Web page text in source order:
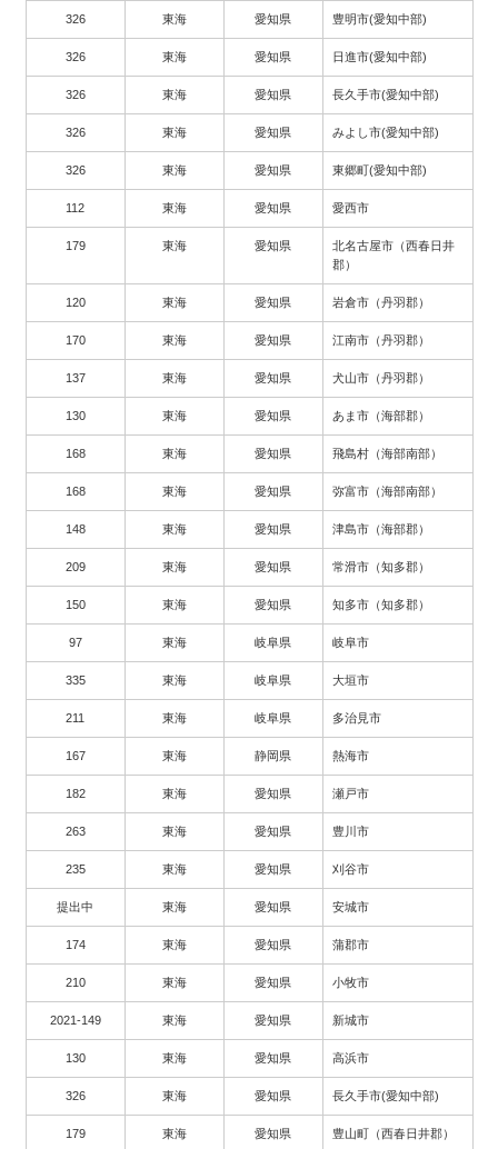
326 東海 愛知県 豊明市(愛知中部)
326 東海 愛知県 日進市(愛知中部)
326 東海 愛知県 長久手市(愛知中部)
326 東海 愛知県 みよし市(愛知中部)
326 東海 愛知県 東郷町(愛知中部)
112 東海 愛知県 愛西市
179 東海 愛知県
北名古屋市（西春日井
郡）
120 東海 愛知県 岩倉市（丹羽郡）
170 東海 愛知県 江南市（丹羽郡）
137 東海 愛知県 犬山市（丹羽郡）
130 東海 愛知県 あま市（海部郡）
168 東海 愛知県 飛島村（海部南部）
168 東海 愛知県 弥富市（海部南部）
148 東海 愛知県 津島市（海部郡）
209 東海 愛知県 常滑市（知多郡）
150 東海 愛知県 知多市（知多郡）
97 東海 岐阜県 岐阜市
335 東海 岐阜県 大垣市
211 東海 岐阜県 多治見市
167 東海 静岡県 熱海市
182 東海 愛知県 瀬戸市
263 東海 愛知県 豊川市
235 東海 愛知県 刈谷市
提出中 東海 愛知県 安城市
174 東海 愛知県 蒲郡市
210 東海 愛知県 小牧市
2021-149 東海 愛知県 新城市
130 東海 愛知県 高浜市
326 東海 愛知県 長久手市(愛知中部)
179 東海 愛知県 豊山町（西春日井郡）